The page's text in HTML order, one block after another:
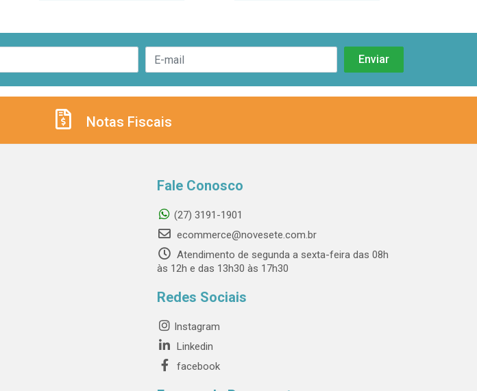
Notas Fiscais
Fale Conosco
(27) 3191-1901
ecommerce@novesete.com.br
Atendimento de segunda a sexta-feira das 08h
às 12h e das 13h30 às 17h30
Redes Sociais
Instagram
Linkedin
facebook